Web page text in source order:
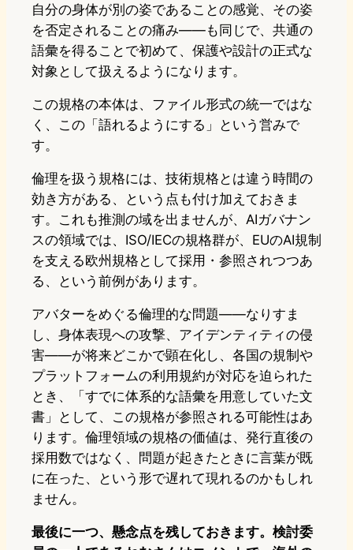
自分の身体が別の姿であることの感覚、その姿
を否定されることの痛み——も同じで、共通の
語彙を得ることで初めて、保護や設計の正式な
対象として扱えるようになります。
この規格の本体は、ファイル形式の統一ではな
く、この「語れるようにする」という営みで
す。
倫理を扱う規格には、技術規格とは違う時間の
効き方がある、という点も付け加えておきま
す。これも推測の域を出ませんが、AIガバナン
スの領域では、ISO/IECの規格群が、EUのAI規制
を支える欧州規格として採用・参照されつつあ
る、という前例があります。
アバターをめぐる倫理的な問題——なりすま
し、身体表現への攻撃、アイデンティティの侵
害——が将来どこかで顕在化し、各国の規制や
プラットフォームの利用規約が対応を迫られた
とき、「すでに体系的な語彙を用意していた文
書」として、この規格が参照される可能性はあ
ります。倫理領域の規格の価値は、発行直後の
採用数ではなく、問題が起きたときに言葉が既
に在った、という形で遅れて現れるのかもしれ
ません。
最後に一つ、懸念点を残しておきます。検討委